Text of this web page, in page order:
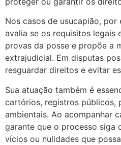
Nos casos de usucapião,
avalia se os requisitos legais
provas da posse e propõe a
extrajudicial. Em disputas
resguardar direitos e evitar
Sua atuação também é
cartórios, registros públicos,
ambientais. Ao acompanhar
garante que o processo siga
vícios ou nulidades que